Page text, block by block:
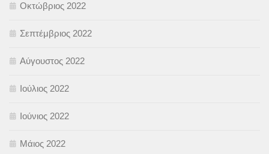
Οκτώβριος 2022
Σεπτέμβριος 2022
Αύγουστος 2022
Ιούλιος 2022
Ιούνιος 2022
Μάιος 2022